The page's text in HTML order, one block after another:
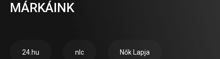
MÁRKÁINK
24.hu nlc Nők Lapja